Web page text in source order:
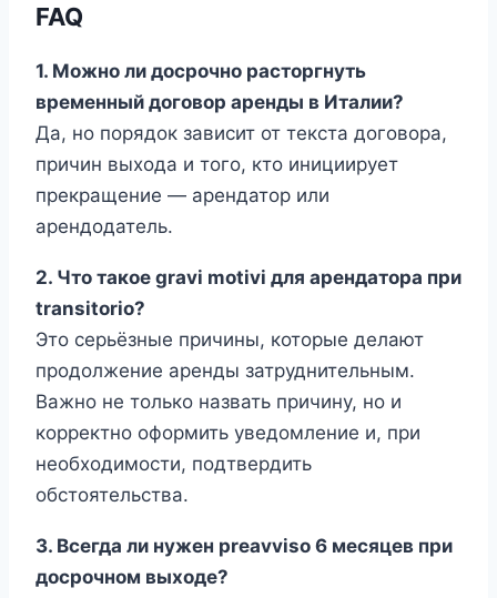
FAQ
1. Можно ли досрочно расторгнуть
временный договор аренды в Италии?
Да, но порядок зависит от текста договора,
причин выхода и того, кто инициирует
прекращение — арендатор или
арендодатель.
2. Что такое gravi motivi для арендатора при
transitorio?
Это серьёзные причины, которые делают
продолжение аренды затруднительным.
Важно не только назвать причину, но и
корректно оформить уведомление и, при
необходимости, подтвердить
обстоятельства.
3. Всегда ли нужен preavviso 6 месяцев при
досрочном выходе?